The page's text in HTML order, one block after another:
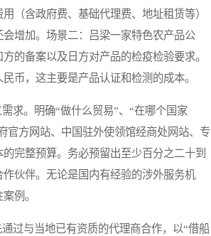
（含政府费、基础代理费、地址租赁等）
增加。场景二：吕梁一家特色农产品公
的备案以及日方对产品的检疫检验要求。
币，这主要是产品认证和检测的成本。
求。明确“做什么贸易”、“在哪个国家
官方网站、中国驻外使领馆经商处网站、专
完整预算。务必预留出至少百分之二十到
伙伴。无论是国内有经验的涉外服务机
例。
过与当地已有资质的代理商合作，以“借船